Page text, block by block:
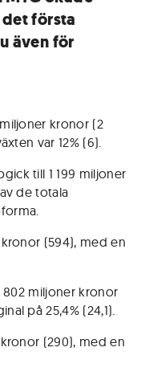
första
även för
kronor (2
var 12% (6).
till 1 199 miljoner
de totala
(594), med en
miljoner kronor
på 25,4% (24,1).
(290), med en